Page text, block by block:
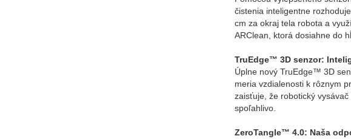
čistenia inteligentne
cm za okraj tela robota a
ARClean, ktorá dosiahne do
TruEdge™ 3D senzor:
Úplne nový TruEdge™ 3D
meria vzdialenosti k rôznym
zaisťuje, že robotický
spoľahlivo.
ZeroTangle™ 4.0: Naša